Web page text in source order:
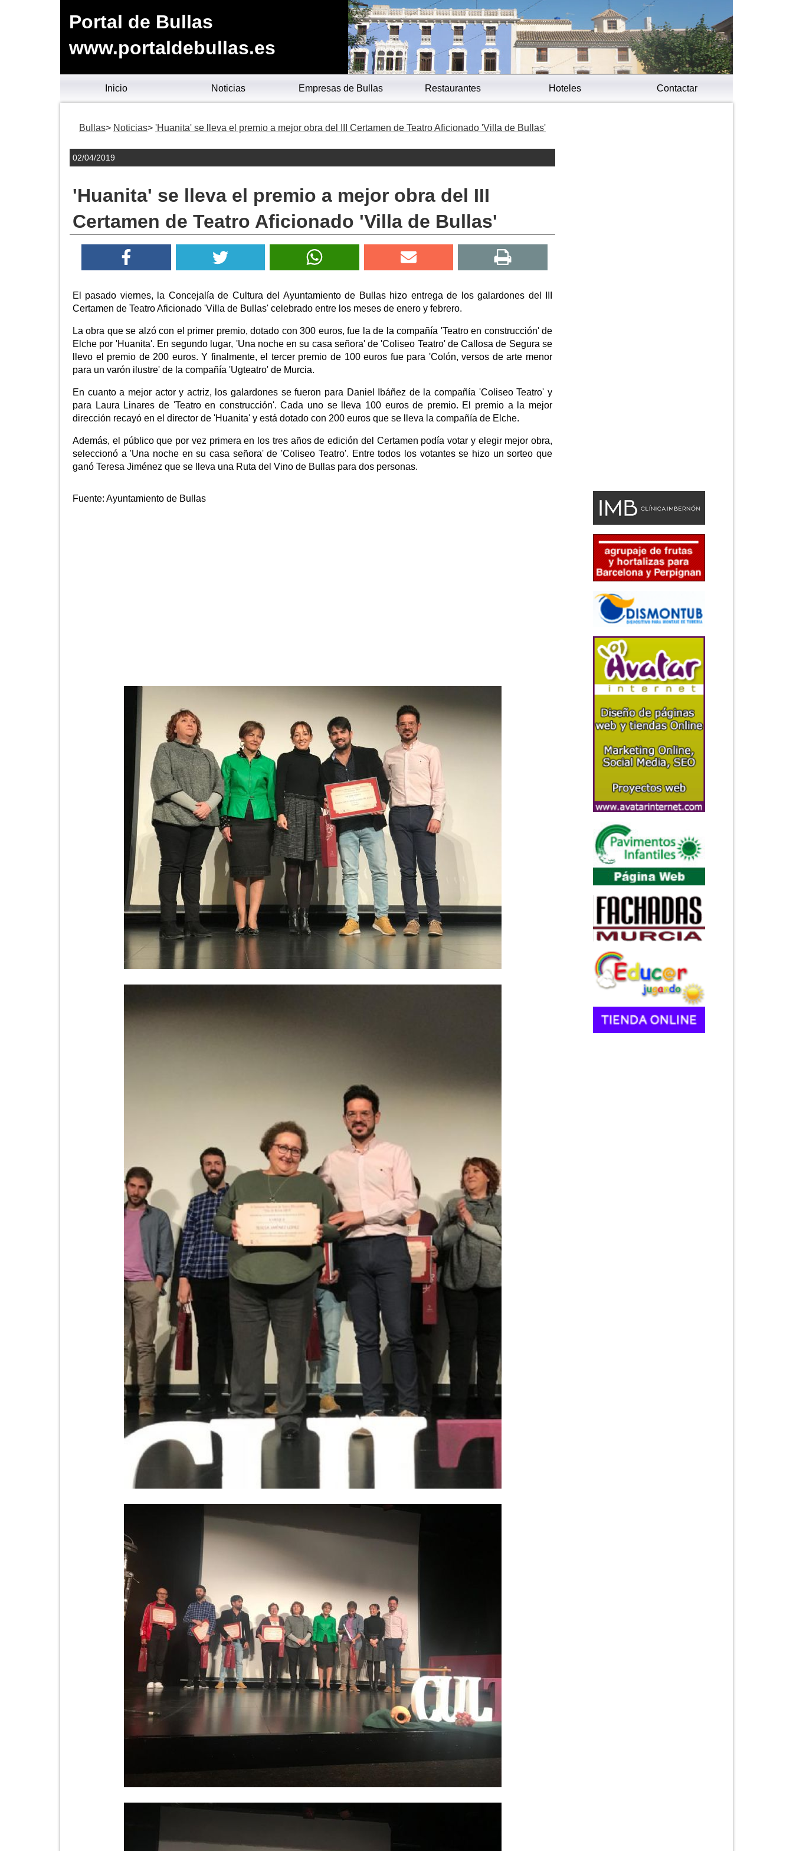
Portal de Bullas
www.portaldebullas.es
Inicio Noticias Empresas de Bullas Restaurantes Hoteles Contactar
Bullas Noticias 'Huanita' se lleva el premio a mejor obra del III Certamen de Teatro Aficionado 'Villa de Bullas'
02/04/2019
'Huanita' se lleva el premio a mejor obra del III
Certamen de Teatro Aficionado 'Villa de Bullas'
El pasado viernes, la Concejalía de Cultura del Ayuntamiento de Bullas hizo entrega de los galardones del III
Certamen de Teatro Aficionado 'Villa de Bullas' celebrado entre los meses de enero y febrero.
La obra que se alzó con el primer premio, dotado con 300 euros, fue la de la compañía 'Teatro en construcción' de
Elche por 'Huanita'. En segundo lugar, 'Una noche en su casa señora' de 'Coliseo Teatro' de Callosa de Segura se
llevo el premio de 200 euros. Y finalmente, el tercer premio de 100 euros fue para 'Colón, versos de arte menor
para un varón ilustre' de la compañía 'Ugteatro' de Murcia.
En cuanto a mejor actor y actriz, los galardones se fueron para Daniel Ibáñez de la compañía 'Coliseo Teatro' y
para Laura Linares de 'Teatro en construcción'. Cada uno se lleva 100 euros de premio. El premio a la mejor
dirección recayó en el director de 'Huanita' y está dotado con 200 euros que se lleva la compañía de Elche.
Además, el público que por vez primera en los tres años de edición del Certamen podía votar y elegir mejor obra,
seleccionó a 'Una noche en su casa señora' de 'Coliseo Teatro'. Entre todos los votantes se hizo un sorteo que
ganó Teresa Jiménez que se lleva una Ruta del Vino de Bullas para dos personas.
Fuente: Ayuntamiento de Bullas